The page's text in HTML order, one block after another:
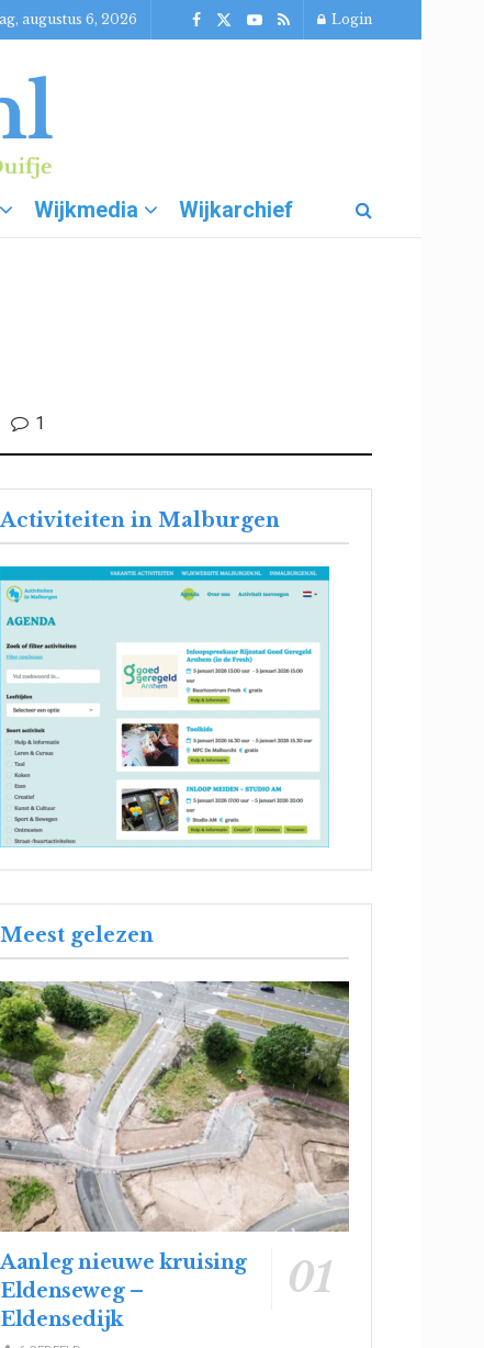
augustus 6, 2026 Login
Wijkmedia Wijkarchief
1
Activiteiten in Malburgen
Meest gelezen
Aanleg nieuwe kruising
Eldenseweg –
Eldensedijk